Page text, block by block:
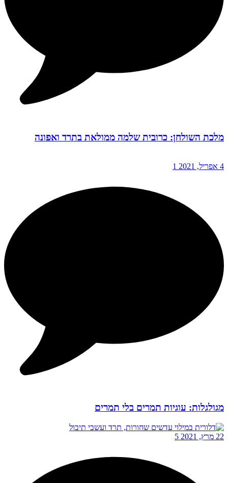
מלכת השולחן: כרובית שלמה ממולאת בתרד ואפונה
4 אפריל, 2021 1
מגולגלות: עוגיות תמרים בלי תמרים
22 מרץ, 2021 5